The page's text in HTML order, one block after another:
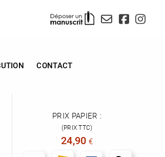
CONTACT
PRIX PAPIER :
(PRIX TTC)
24,90 €